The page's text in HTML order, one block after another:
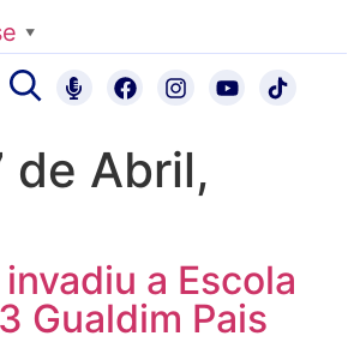
▼
de Abril,
a Escola
Gualdim Pais